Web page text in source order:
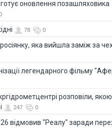
оновлення позашляховика
78 0
яка вийшла заміж за
легендарного фільму
розповіли, якою
247 0
відмовив "Реалу" заради